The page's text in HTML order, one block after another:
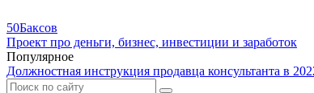
50Баксов
Проект про деньги, бизнес, инвестиции и заработок
Популярное
Должностная инструкция продавца консультанта в